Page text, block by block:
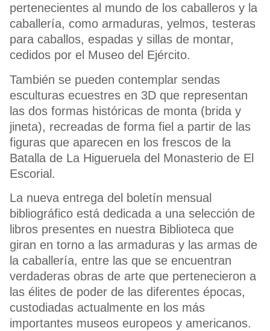
pertenecientes al mundo de los caballeros y la
caballería, como armaduras, yelmos, testeras
para caballos, espadas y sillas de montar,
cedidos por el Museo del Ejército.
También se pueden contemplar sendas
esculturas ecuestres en 3D que representan
las dos formas históricas de monta (brida y
jineta), recreadas de forma fiel a partir de las
figuras que aparecen en los frescos de la
Batalla de La Higueruela del Monasterio de El
Escorial.
La nueva entrega del boletín mensual
bibliográfico está dedicada a una selección de
libros presentes en nuestra Biblioteca que
giran en torno a las armaduras y las armas de
la caballería, entre las que se encuentran
verdaderas obras de arte que pertenecieron a
las élites de poder de las diferentes épocas,
custodiadas actualmente en los más
importantes museos europeos y americanos.